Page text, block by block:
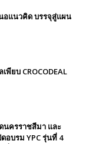
อแนวคิด บรรจุสู่แผน
พียบ CROCODEAL
นครราชสีมา และ
อบรม YPC รุ่นที่ 4